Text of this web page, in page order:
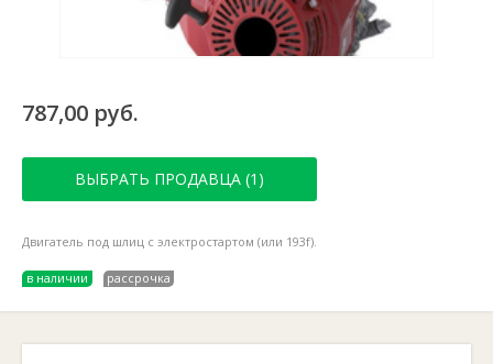
787,00 руб.
ВЫБРАТЬ ПРОДАВЦА (1)
Двигатель под шлиц с электростартом (или 193f).
в наличии рассрочка